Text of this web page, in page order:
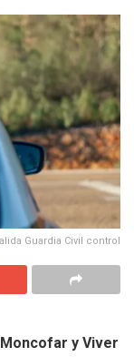
Guardia Civil control
y Viver